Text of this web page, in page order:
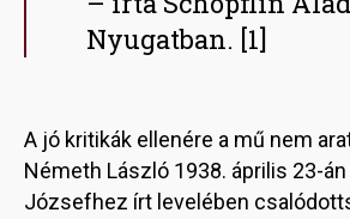
Nyugatban. [1]
A jó kritikák ellenére a mű nem
Németh László 1938. április 23-
Józsefhez írt levelében